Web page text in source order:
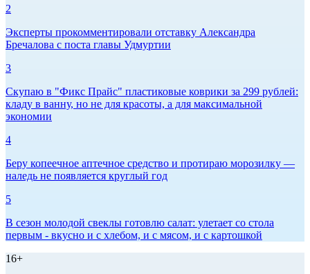
2
Эксперты прокомментировали отставку Александра
Бречалова с поста главы Удмуртии
3
Скупаю в "Фикс Прайс" пластиковые коврики за 299 рублей:
кладу в ванну, но не для красоты, а для максимальной
экономии
4
Беру копеечное аптечное средство и протираю морозилку —
наледь не появляется круглый год
5
В сезон молодой свеклы готовлю салат: улетает со стола
первым - вкусно и с хлебом, и с мясом, и с картошкой
16+